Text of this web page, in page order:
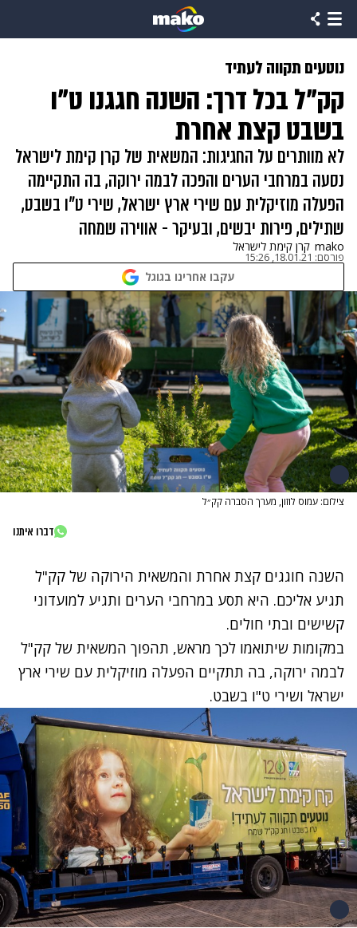
נוטעים תקווה לעתיד
קק"ל בכל דרך: השנה חגגנו ט"ו
בשבט קצת אחרת
לא מוותרים על החגיגות: המשאית של קרן קימת לישראל
נסעה במרחבי הערים והפכה לבמה ירוקה, בה התקיימה
הפעלה מוזיקלית עם שירי ארץ ישראל, שירי ט"ו בשבט,
שתילים, פירות יבשים, ובעיקר - אווירה שמחה
mako קרן קימת לישראל
פורסם: 18.01.21, 15:26
עקבו אחרינו בגוגל
צילום: עמוס לוזון, מערך הסברה קק״ל
דברו איתנו
השנה חוגגים קצת אחרת והמשאית הירוקה של קק"ל
תגיע אליכם. היא תסע במרחבי הערים ותגיע למועדוני
קשישים ובתי חולים.
במקומות שיתואמו לכך מראש, תהפוך המשאית של קק"ל
לבמה ירוקה, בה תתקיים הפעלה מוזיקלית עם שירי ארץ
ישראל ושירי ט"ו בשבט.